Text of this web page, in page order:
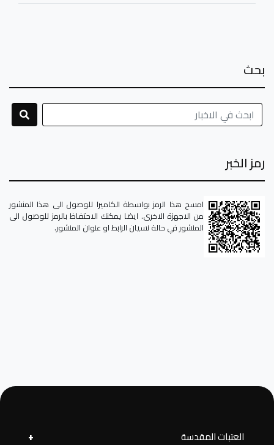
بحث
رمز الخبر
امسح هذا الرمز بواسطة الكاميرا للوصول الى هذا المنشور
من الاجهزة الاخرى. ايضا يمكنك الاحتفاظ بالرمز للوصول الى
المنشور في حالة نسيان الرابط او عنوان المنشور.
العتبات المقدسة